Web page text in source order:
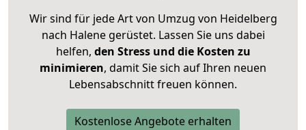
Wir sind für jede Art von Umzug von Heidelberg
nach Halene gerüstet. Lassen Sie uns dabei
helfen, den Stress und die Kosten zu
minimieren, damit Sie sich auf Ihren neuen
Lebensabschnitt freuen können.
Kostenlose Angebote erhalten